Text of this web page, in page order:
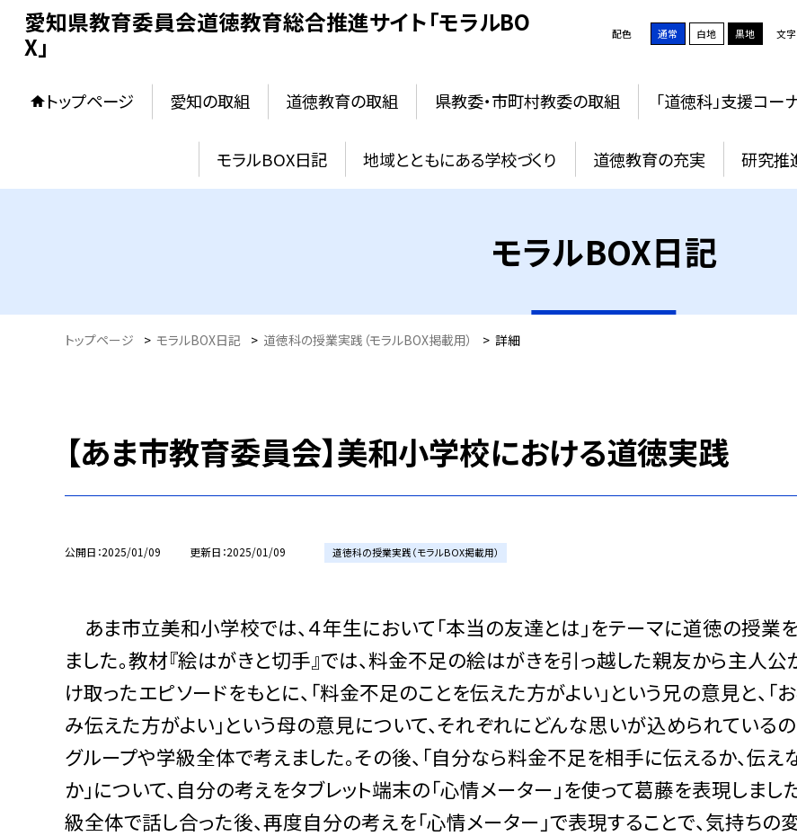
愛知県教育委員会道徳教育総合推進サイト「モラルBO
X」
配色 通常 白地 黒地 文字
トップページ 愛知の取組 道徳教育の取組 県教委・市町村教委の取組 「道徳科」支援コー
モラルBOX日記 地域とともにある学校づくり 道徳教育の充実 研究推
モラルBOX日記
トップページ > モラルBOX日記 > 道徳科の授業実践（モラルBOX掲載用） > 詳細
【あま市教育委員会】美和小学校における道徳実践
公開日 2025/01/09 更新日 2025/01/09 道徳科の授業実践（モラルBOX掲載用）
あま市立美和小学校では、４年生において「本当の友達とは」をテーマに道徳の授業
ました。教材『絵はがきと切手』では、料金不足の絵はがきを引っ越した親友から主人公
け取ったエピソードをもとに、「料金不足のことを伝えた方がよい」という兄の意見と、「
み伝えた方がよい」という母の意見について、それぞれにどんな思いが込められている
グループや学級全体で考えました。その後、「自分なら料金不足を相手に伝えるか、伝え
か」について、自分の考えをタブレット端末の「心情メーター」を使って葛藤を表現しまし
級全体で話し合った後、再度自分の考えを「心情メーター」で表現することで、気持ちの